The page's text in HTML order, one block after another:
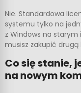
Nie. Standardowa
systemu tylko na
z Windows na
musisz zakupić drugą
Co się stanie,
na nowym